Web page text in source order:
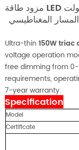
مزود طاقة LED بجهد ثابت قابل للتعتيم 12 فولت/24 فولت
المسار المغناطيسي
Ultra-thin 150W triac
voltage operation
free dimming from 0-
requirements,
7-year warranty.
Specification
Model
Certificate